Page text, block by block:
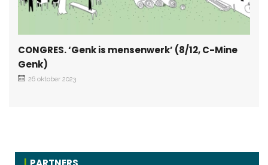
CONGRES. ‘Genk is mensenwerk’ (8/12, C-Mine
Genk)
26 oktober 2023